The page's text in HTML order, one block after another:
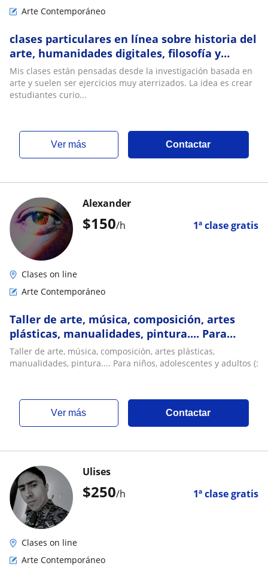
Arte Contemporáneo
clases particulares en línea sobre historia del
arte, humanidades digitales, filosofía y
sociología
Mis clases están pensadas desde la investigación basada en
arte y suelen ser ejercicios muy aterrizados. La idea es crear
estudiantes curio...
ver más Contactar
$150/h 1ª clase gratis
Alexander
Clases on line
Arte Contemporáneo
Taller de arte, música, composición, artes
plásticas, manualidades, pintura.... Para
niños, adolescentes y adultos (
Taller de arte, música, composición, artes plásticas,
manualidades, pintura.... Para niños, adolescentes y adultos (:
ver más Contactar
$250/h 1ª clase gratis
Ulises
Clases on line
Arte Contemporáneo